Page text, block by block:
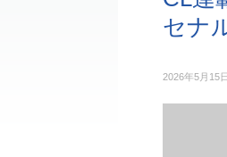
セナ
2026年5月15